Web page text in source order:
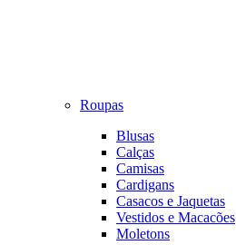
Roupas
Blusas
Calças
Camisas
Cardigans
Casacos e Jaquetas
Vestidos e Macacões
Moletons